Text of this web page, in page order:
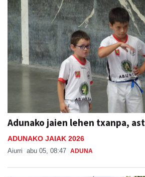
Adunako jaien lehen txanpa,
ADUNAKO JAIAK 2026
Aiurri abu 05, 08:47 ADUNA